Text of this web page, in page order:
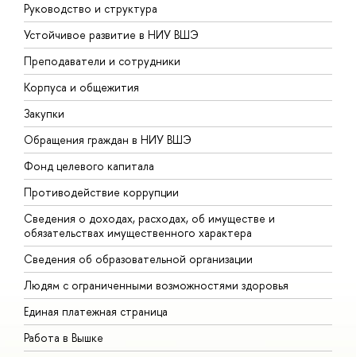
Руководство и структура
Устойчивое развитие в НИУ ВШЭ
Преподаватели и сотрудники
Корпуса и общежития
Закупки
Обращения граждан в НИУ ВШЭ
Фонд целевого капитала
Противодействие коррупции
Сведения о доходах, расходах, об имуществе и
обязательствах имущественного характера
Сведения об образовательной организации
Людям с ограниченными возможностями здоровья
Единая платежная страница
Работа в Вышке